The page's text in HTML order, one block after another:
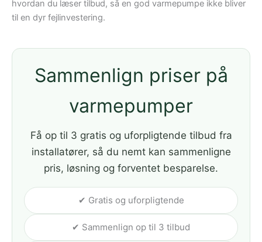
hvordan du læser tilbud, så en god varmepumpe ikke bliver
til en dyr fejlinvestering.
Sammenlign priser på
varmepumper
Få op til 3 gratis og uforpligtende tilbud fra
installatører, så du nemt kan sammenligne
pris, løsning og forventet besparelse.
✔ Gratis og uforpligtende
✔ Sammenlign op til 3 tilbud